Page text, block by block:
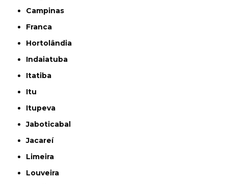
Campinas
Franca
Hortolândia
Indaiatuba
Itatiba
Itu
Itupeva
Jaboticabal
Jacareí
Limeira
Louveira